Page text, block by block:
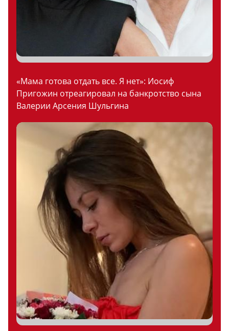
«Мама готова отдать все. Я нет»: Иосиф
Пригожин отреагировал на банкротство сына
Валерии Арсения Шульгина